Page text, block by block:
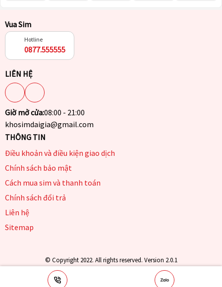
Vua Sim
Hotline
0877.555555
LIÊN HỆ
Giờ mở cửa:08:00 - 21:00
khosimdaigia@gmail.com
THÔNG TIN
Điều khoản và điều kiện giao dịch
Chính sách bảo mật
Cách mua sim và thanh toán
Chính sách đổi trả
Liên hệ
Sitemap
© Copyright 2022. All rights reserved. Version 2.0.1